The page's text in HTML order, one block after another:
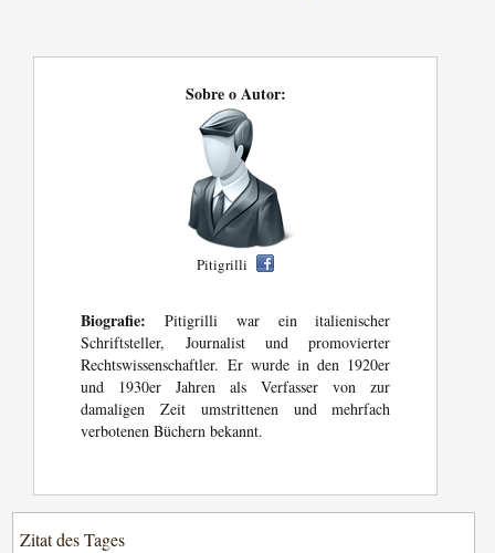
Sobre o Autor:
Pitigrilli
Biografie: Pitigrilli war ein italienischer
Schriftsteller, Journalist und promovierter
Rechtswissenschaftler. Er wurde in den 1920er
und 1930er Jahren als Verfasser von zur
damaligen Zeit umstrittenen und mehrfach
verbotenen Büchern bekannt.
Zitat des Tages